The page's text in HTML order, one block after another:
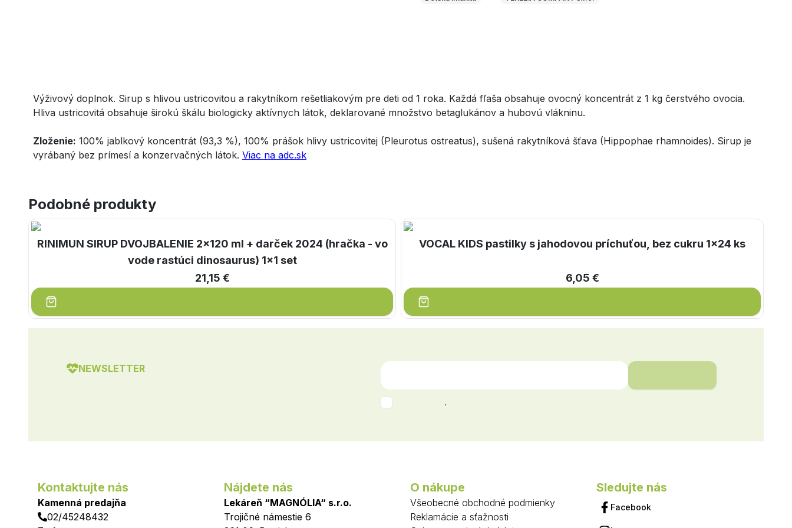
Výživový doplnok. Sirup s hlivou ustricovitou a rakytníkom rešetliakovým pre deti od 1 roka. Každá fľaša obsahuje ovocný koncentrát z 1 kg čerstvého ovocia.
Hliva ustricovitá obsahuje širokú škálu biologicky aktívnych látok, deklarované množstvo betaglukánov a hubovú vlákninu.
Zloženie: 100% jablkový koncentrát (93,3 %), 100% prášok hlivy ustricovitej (Pleurotus ostreatus), sušená rakytníková šťava (Hippophae rhamnoides). Sirup je
vyrábaný bez prímesí a konzervačných látok. Viac na adc.sk
Podobné produkty
RINIMUN SIRUP DVOJBALENIE 2x120 ml + darček 2024 (hračka - vo
vode rastúci dinosaurus) 1x1 set
21,15 €
VOCAL KIDS pastilky s jahodovou príchuťou, bez cukru 1x24 ks
6,05 €
NEWSLETTER
.
Kontaktujte nás
Kamenná predajňa
02/45248432
Nájdete nás
Lekáreň “MAGNÓLIA“ s.r.o.
Trojičné námestie 6
O nákupe
Všeobecné obchodné podmienky
Reklamácie a sťažnosti
Sledujte nás
Facebook